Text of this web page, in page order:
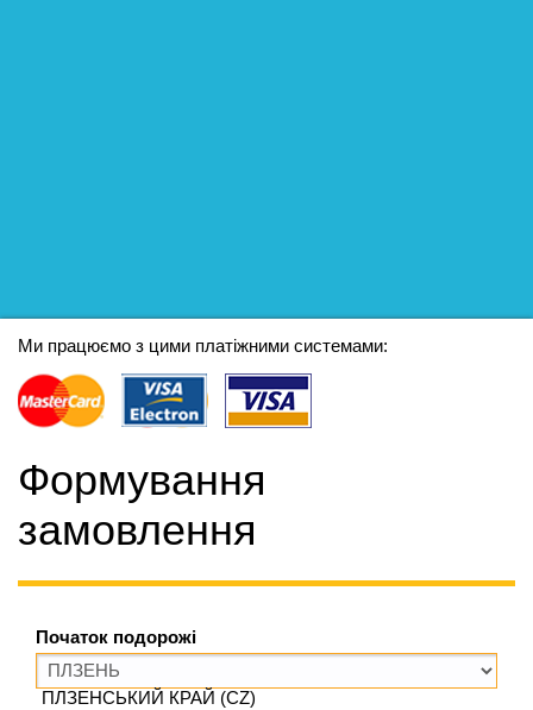
Ми працюємо з цими платіжними системами:
Формування
замовлення
Початок подорожі
ПЛЗЕНСЬКИЙ КРАЙ (CZ)